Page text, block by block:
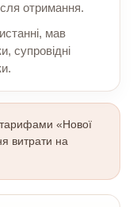
отримання.
мав
супровідні
тарифами «Нової
витрати на